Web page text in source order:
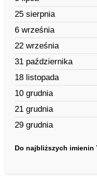
25 sierpnia
6 września
22 września
31 października
18 listopada
10 grudnia
21 grudnia
29 grudnia
Do najbliższych imienin